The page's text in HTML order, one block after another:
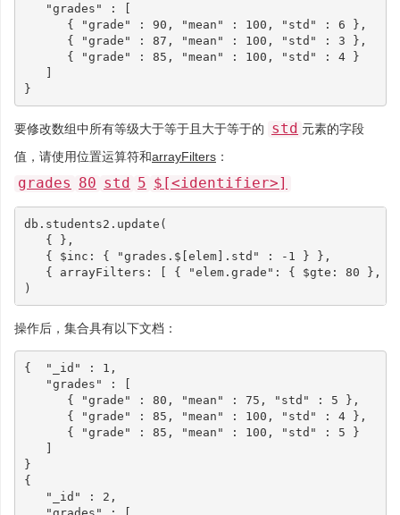
"grades"
:
[
{
"grade" : 90 , "mean" : 100 , "std" : 6
},
{
"grade" : 87 , "mean" : 100 , "std" : 3
},
{
"grade" : 85 , "mean" : 100 , "std" : 4
}
]
}
要修改数组中所有等级大于等于且大于等于的 std 元素的字段
值，请使用位置运算符和arrayFilters ：
grades 80 std 5 $[<identifier>]
db . students2 . update (
{
},
{
$inc : { "grades.$[elem].std" : - 1 }
},
{
arrayFilters : [ { "elem.grade" : { $gte : 80 },
)
操作后，集合具有以下文档：
{ "_id" : 1 ,
"grades"
:
[
{
"grade" : 80 , "mean" : 75 , "std" : 5
},
{
"grade" : 85 , "mean" : 100 , "std" : 4
},
{
"grade" : 85 , "mean" : 100 , "std" : 5
}
]
}
{
"_id"
: 2 ,
"grades"
: [